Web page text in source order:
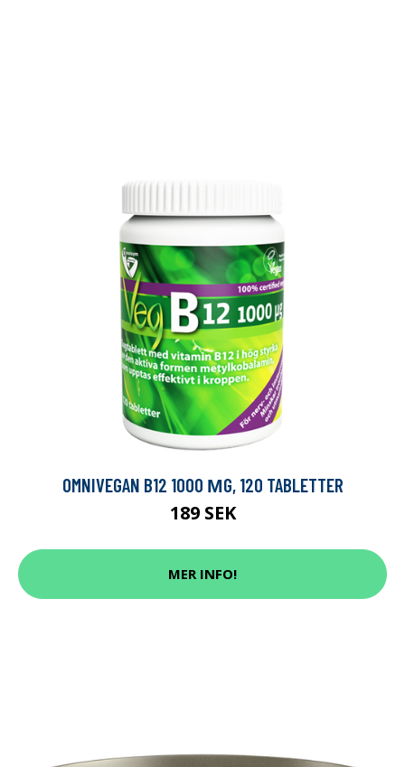
OMNIVEGAN B12 1000 ΜG, 120 TABLETTER
189 SEK
MER INFO!